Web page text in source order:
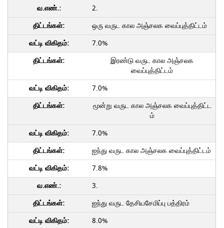
2.
ஒரு வருட கால அஞ்சலக வைப்புத்திட்டம்
7.0%
இரண்டு வருட கால அஞ்சலக
வைப்புத்திட்டம்
7.0%
மூன்று வருட கால அஞ்சலக வைப்புத்திட்ட
ம்
7.0%
ஐந்து வருட கால அஞ்சலக வைப்புத்திட்டம்
7.8%
3.
ஐந்து வருட தேசியசேமிப்பு பத்திரம்
8.0%